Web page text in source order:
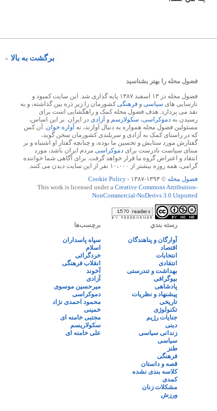
برگشت به بالا
فضول محله را بهتر بشناسید
فضول محله در ۱۳ اسفند ۱۳۸۷ پایه گذاری شد. این سایت کمبود و
نارسایی های سیاسی و فرهنگیکشورمان را زیر ذره بین گذاشته، و به
نقد می پردازد. هدف فضول محله کمک و راهگشایی است برای
رسیدن به دموکراسی، سکولارسم و آزادی در ایران. بر این اساس،
مسئولین فضول محله همواره به دنبال آوازند، نه آوازه خوان. آن کس
که در راستای کمک به آزادی و سربلندی کشورمان سخن گوید،
گفتارش مورد ستایش و تحسین ما بوده، و چنانچه گفتار او اشتباه و بر
مبنای سیاست نادرست برای دموکراسی مردم ایران باشد، مورد
انتقاد و اعتراض گروه ما قرار خواهد گرفت. برای آگاهی شما خواننده
گرامی، همه روزه بیشتر از ۱۰،۰۰۰ نفر از این سایت دیدن می کنند.
فضول محله © ۱۳۹۳-۱۳۸۷ -
Cookie Policy
This work is licensed under a Creative Commons Attribution-
NonCommercial-NoDerivs 3.0 Unported
رسته بندي
آوارگان و پناهندگان
اقتصاد
انتخابات
انتقادی
بهداشت و تندرستی
بیوگرافی
پادشاهی
پیشنهاد و نظریات
تاریخی
تکنولوژی
جنایات رژیم
دینی
زندانی سیاسی
سیاسی
طنز
فرهنگی
قصه و داستان
کلاسه بندی نشده
کمدی
مشکلات زنان
ورزش
برچسب‌ها
سپاه پاسداران
اسلام
خردگرائی
انقلاب فرهنگی
آخوند
آزادی
میرحسین موسوی
دموکراسی
محمود احمدی نژاد
خمینی
مجتبی خامنه ای
سکولاریسم
علی خامنه ای